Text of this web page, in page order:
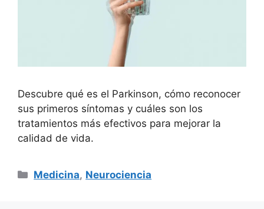
Descubre qué es el Parkinson, cómo reconocer
sus primeros síntomas y cuáles son los
tratamientos más efectivos para mejorar la
calidad de vida.
Categorías
Medicina, Neurociencia